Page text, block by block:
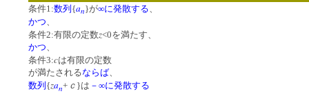
条件1:数列{an}が∞に発散する
かつ、
条件2:有限の定数z<0を満たす、
かつ、
条件3:cは有限の定数
が満たされるならば、
数列 {zan+ ｃ }は －∞に発散する